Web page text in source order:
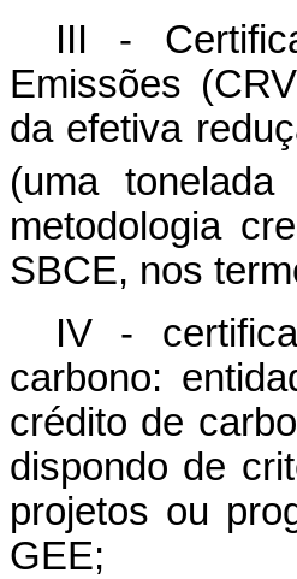
III -
Emissões
da efetiva
(uma
metodologia
SBCE, nos
IV -
carbono:
crédito de
dispondo de
projetos ou
GEE;